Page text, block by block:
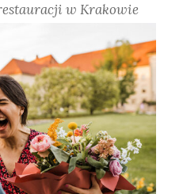
w Krakowie